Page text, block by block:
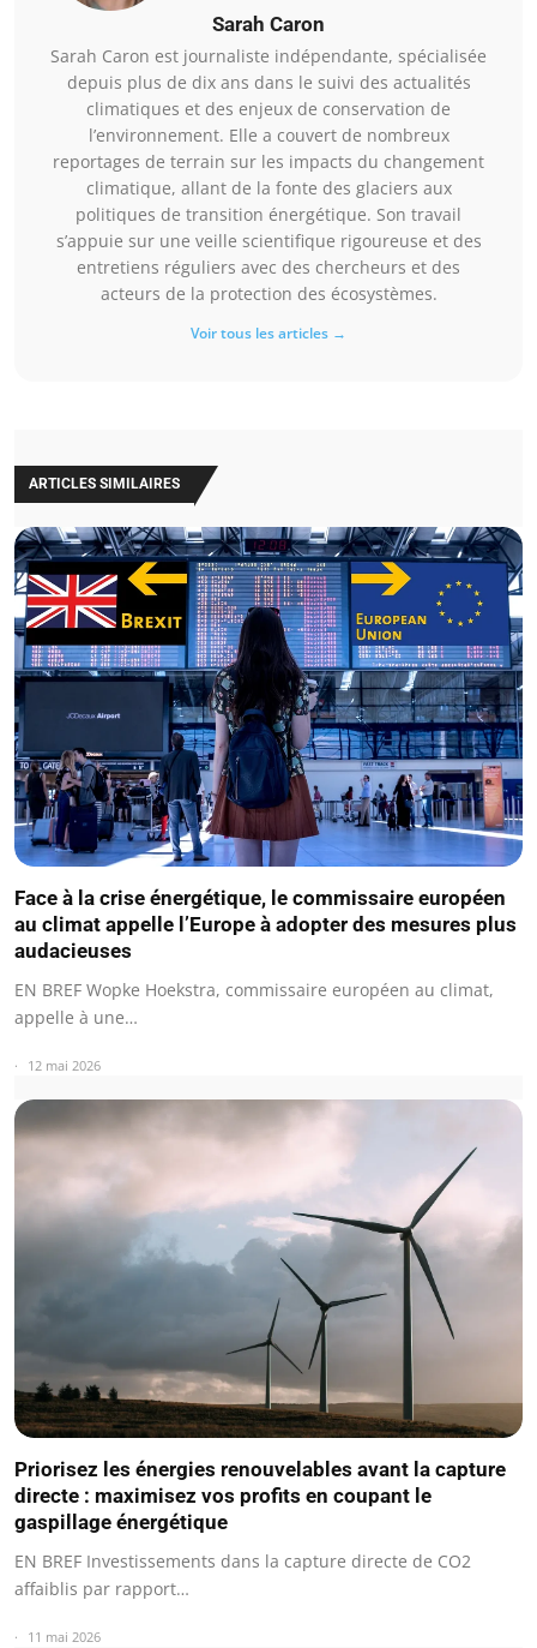
Sarah Caron
Sarah Caron est journaliste indépendante, spécialisée
depuis plus de dix ans dans le suivi des actualités
climatiques et des enjeux de conservation de
l’environnement. Elle a couvert de nombreux
reportages de terrain sur les impacts du changement
climatique, allant de la fonte des glaciers aux
politiques de transition énergétique. Son travail
s’appuie sur une veille scientifique rigoureuse et des
entretiens réguliers avec des chercheurs et des
acteurs de la protection des écosystèmes.
Voir tous les articles →
ARTICLES SIMILAIRES
Face à la crise énergétique, le commissaire européen
au climat appelle l’Europe à adopter des mesures plus
audacieuses
EN BREF Wopke Hoekstra, commissaire européen au climat,
appelle à une…
12 mai 2026
Priorisez les énergies renouvelables avant la capture
directe : maximisez vos profits en coupant le
gaspillage énergétique
EN BREF Investissements dans la capture directe de CO2
affaiblis par rapport…
11 mai 2026